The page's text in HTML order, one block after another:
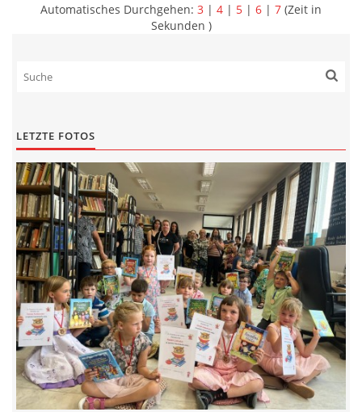
Automatisches Durchgehen: 3 | 4 | 5 | 6 | 7 (Zeit in
Sekunden )
LETZTE FOTOS